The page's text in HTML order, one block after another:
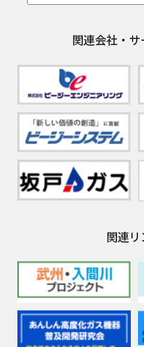
関連会社・
関連リ